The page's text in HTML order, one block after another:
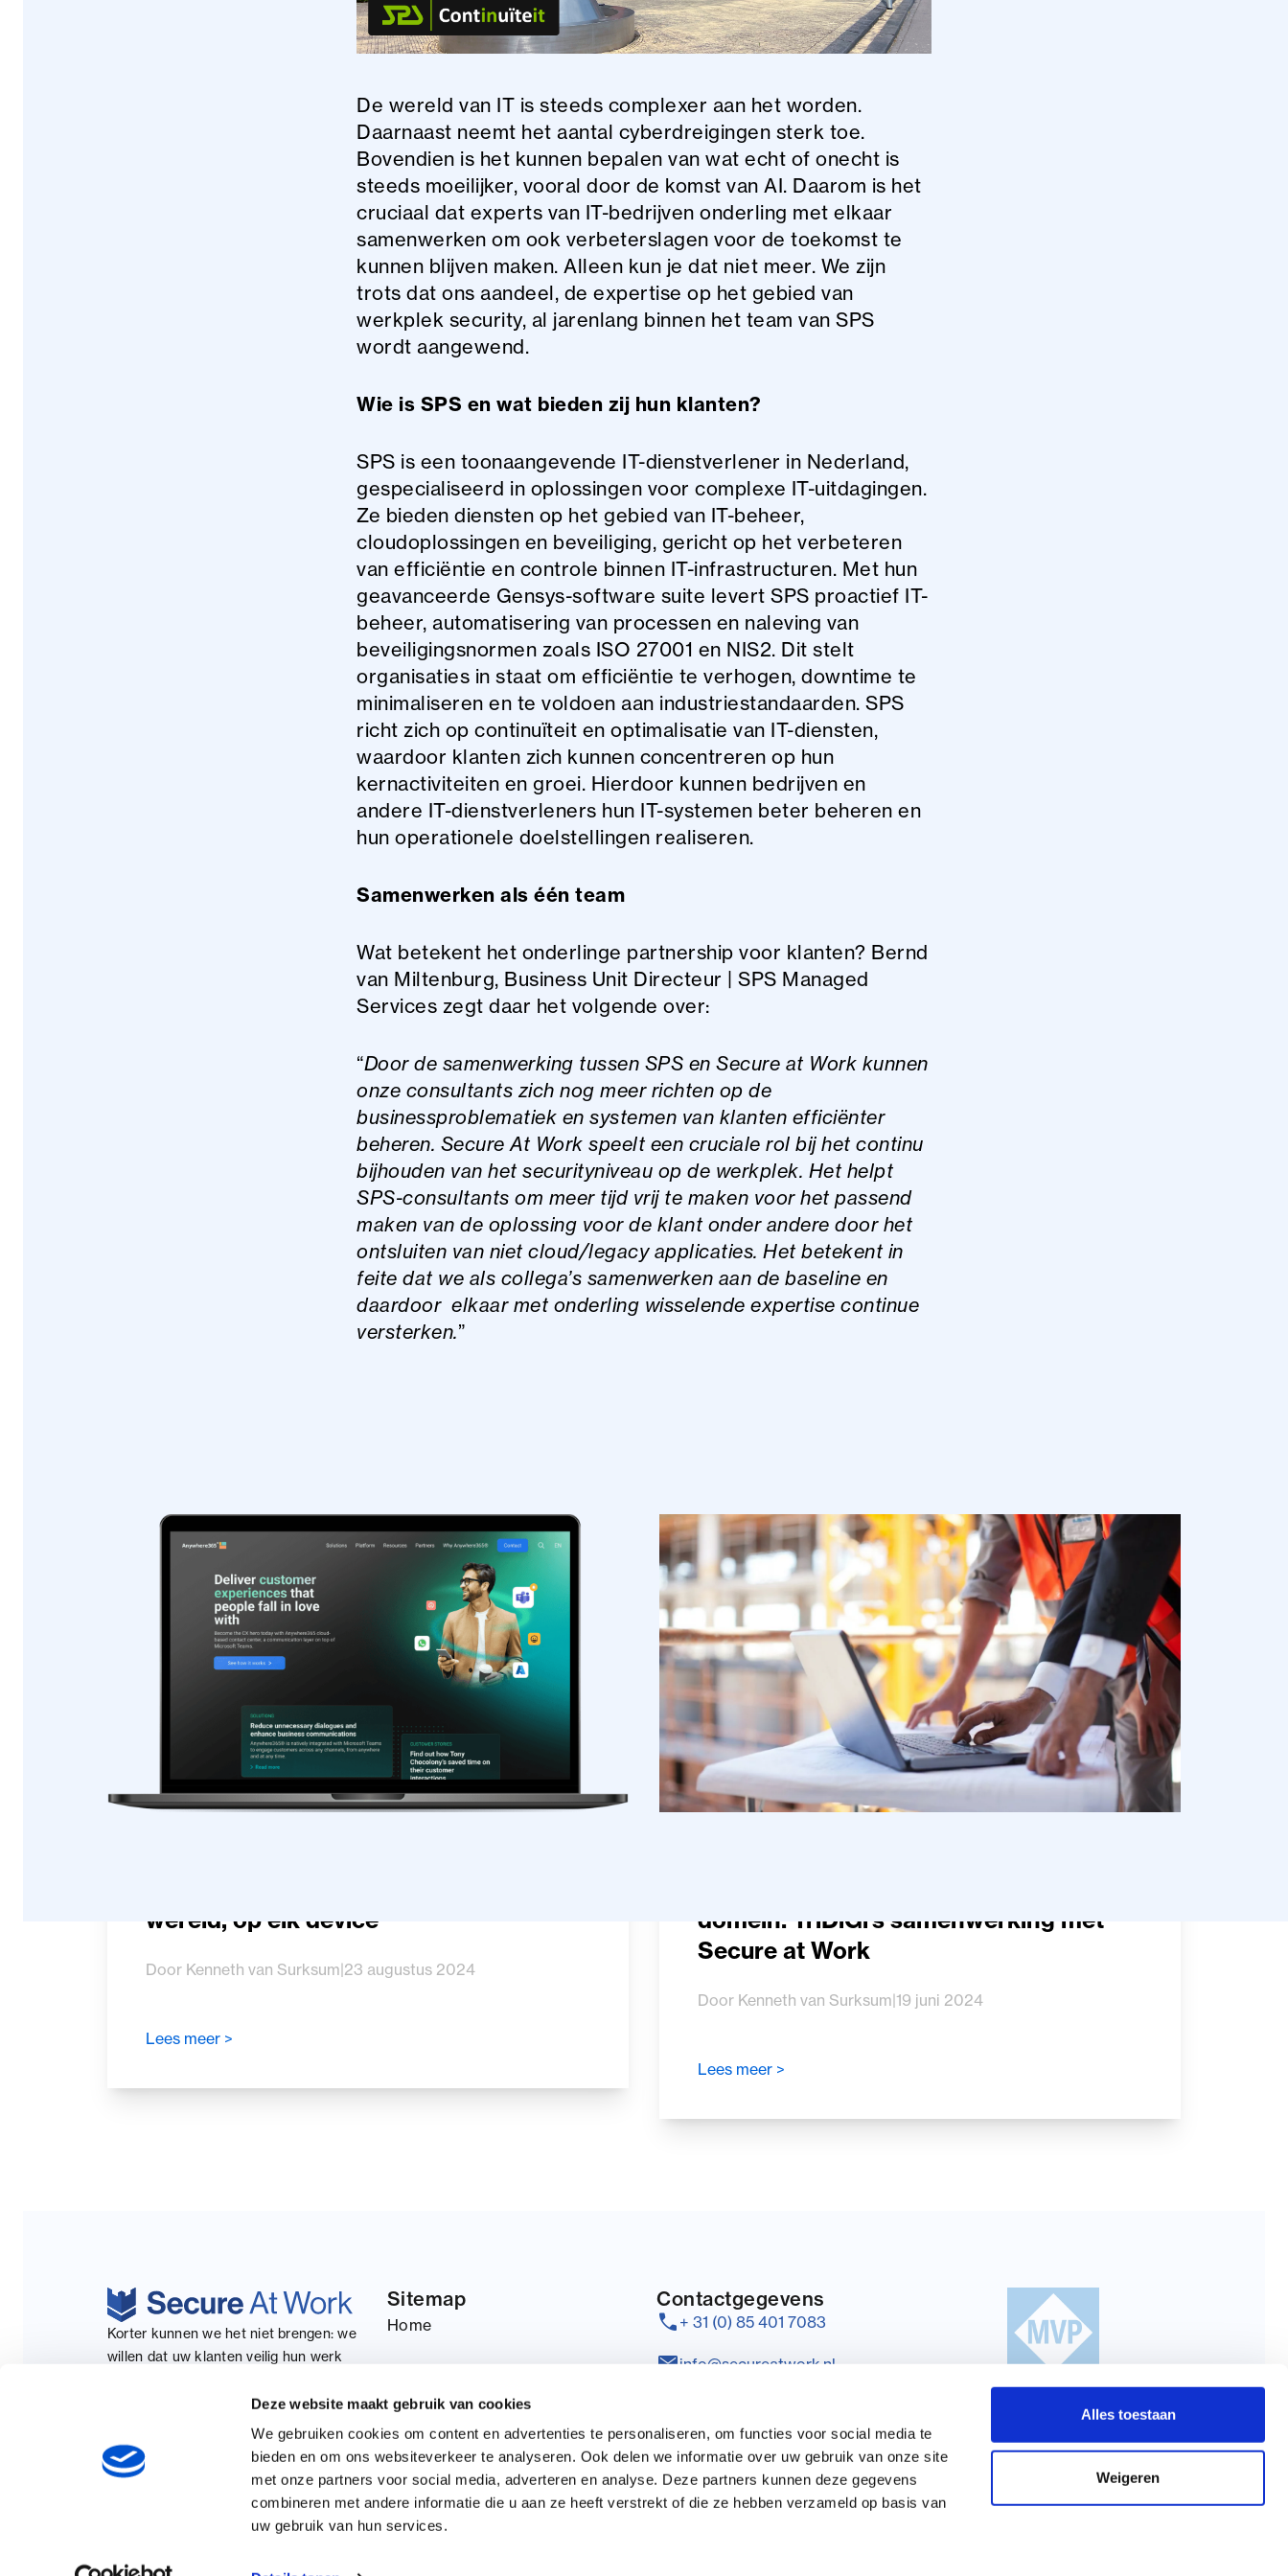
Deze website maakt gebruik van cookies
We gebruiken cookies om content en advertenties te personaliseren, om functies voor social media te
bieden en om ons websiteverkeer te analyseren. Ook delen we informatie over uw gebruik van onze site
met onze partners voor social media, adverteren en analyse. Deze partners kunnen deze gegevens
combineren met andere informatie die u aan ze heeft verstrekt of die ze hebben verzameld op basis van
uw gebruik van hun services.
Alles toestaan
Weigeren
De wereld van IT is steeds complexer aan het worden.
Daarnaast neemt het aantal cyberdreigingen sterk toe.
Bovendien is het kunnen bepalen van wat echt of onecht is
steeds moeilijker, vooral door de komst van AI. Daarom is het
cruciaal dat experts van IT-bedrijven onderling met elkaar
samenwerken om ook verbeterslagen voor de toekomst te
kunnen blijven maken. Alleen kun je dat niet meer. We zijn
trots dat ons aandeel, de expertise op het gebied van
werkplek security, al jarenlang binnen het team van SPS
wordt aangewend.
Wie is SPS en wat bieden zij hun klanten?
SPS is een toonaangevende IT-dienstverlener in Nederland,
gespecialiseerd in oplossingen voor complexe IT-uitdagingen.
Ze bieden diensten op het gebied van IT-beheer,
cloudoplossingen en beveiliging, gericht op het verbeteren
van efficiëntie en controle binnen IT-infrastructuren. Met hun
geavanceerde Gensys-software suite levert SPS proactief IT-
beheer, automatisering van processen en naleving van
beveiligingsnormen zoals ISO 27001 en NIS2. Dit stelt
organisaties in staat om efficiëntie te verhogen, downtime te
minimaliseren en te voldoen aan industriestandaarden. SPS
richt zich op continuïteit en optimalisatie van IT-diensten,
waardoor klanten zich kunnen concentreren op hun
kernactiviteiten en groei. Hierdoor kunnen bedrijven en
andere IT-dienstverleners hun IT-systemen beter beheren en
hun operationele doelstellingen realiseren.
Samenwerken als één team
Wat betekent het onderlinge partnership voor klanten? Bernd
van Miltenburg, Business Unit Directeur | SPS Managed
Services zegt daar het volgende over:
“Door de samenwerking tussen SPS en Secure at Work kunnen
onze consultants zich nog meer richten op de
businessproblematiek en systemen van klanten efficiënter
beheren. Secure At Work speelt een cruciale rol bij het continu
bijhouden van het securityniveau op de werkplek. Het helpt
SPS-consultants om meer tijd vrij te maken voor het passend
maken van de oplossing voor de klant onder andere door het
ontsluiten van niet cloud/legacy applicaties. Het betekent in
feite dat we als collega’s samenwerken aan de baseline en
daardoor elkaar met onderling wisselende expertise continue
versterken.”
wereld, op elk device
Door Kenneth van Surksum|23 augustus 2024
Lees meer >
domein: TriDiGi’s samenwerking met
Secure at Work
Door Kenneth van Surksum|19 juni 2024
Lees meer >
Korter kunnen we het niet brengen: we
willen dat uw klanten veilig hun werk
omgeving te leveren welke eenvoudig te
beheren is en bijdraagt aan hun zakelijk
succes.
Copyright © 2026. Secure At Work
Algemene voorwaarden Cookiebeleid
Sitemap
Home
Contact
Contactgegevens
call + 31 (0) 85 401 7083
mailinfo@secureatwork.nl
1032 LG Amsterdam
location_on Bezoekadres: Astronaut 28,
3824 MJ Amersfoort